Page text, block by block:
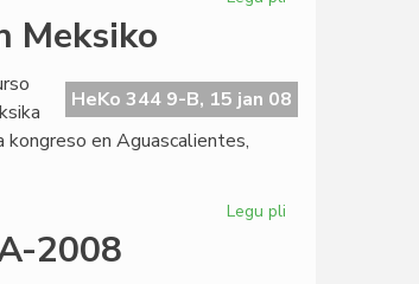
Meksiko
HeKo 344 9-B, 15 jan 08
en Aguascalientes,
Legu pli
2008